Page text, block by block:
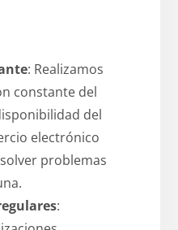
: Realizamos
constante del
del
electrónico
problemas
: